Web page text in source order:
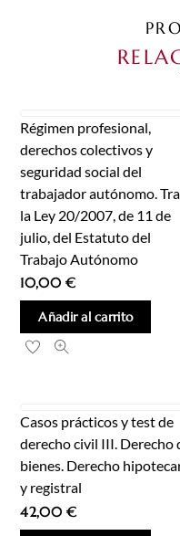
Régimen profesional,
derechos colectivos y
seguridad social del
trabajador autónomo.
la Ley 20/2007, de 11 de
julio, del Estatuto del
Trabajo Autónomo
10,00€
Añadir al carrito
Casos prácticos y test de
derecho civil III. Derecho
bienes. Derecho
y registral
42,00€